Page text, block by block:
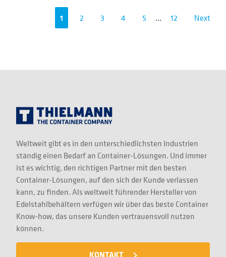
1 2 3 4 5 ... 12 Next
Weltweit gibt es in den unterschiedlichsten Industrien
ständig einen Bedarf an Container-Lösungen. Und immer
ist es wichtig, den richtigen Partner mit den besten
Container-Lösungen, auf den sich der Kunde verlassen
kann, zu finden. Als weltweit führender Hersteller von
Edelstahlbehältern verfügen wir über das beste Container
Know-how, das unsere Kunden vertrauensvoll nutzen
können.
KONTAKT